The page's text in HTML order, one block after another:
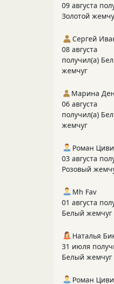
09 августа
Золотой
Сергей
08 августа
получил(а)
жемчуг
06 августа
получил(а)
жемчуг
Роман
03 августа
Розовый
Mh Fav
01 августа
Белый жемчуг
Наталья
31 июля
Белый жемчуг
Роман